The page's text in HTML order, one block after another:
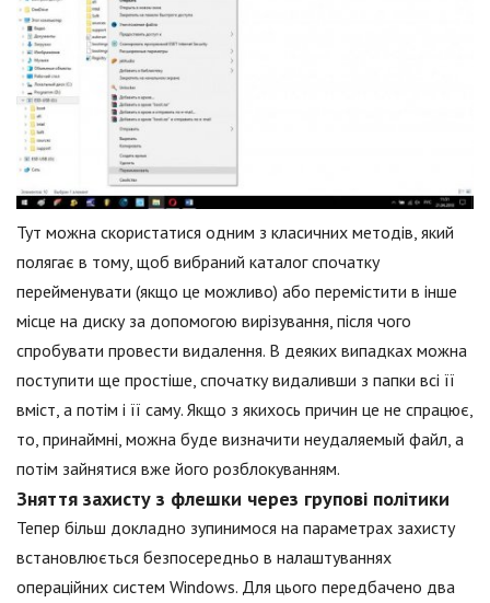
Тут можна скористатися одним з класичних методів, який
полягає в тому, щоб вибраний каталог спочатку
перейменувати (якщо це можливо) або перемістити в інше
місце на диску за допомогою вирізування, після чого
спробувати провести видалення. В деяких випадках можна
поступити ще простіше, спочатку видаливши з папки всі її
вміст, а потім і її саму. Якщо з якихось причин це не спрацює,
то, принаймні, можна буде визначити неудаляемый файл, а
потім зайнятися вже його розблокуванням.
Зняття захисту з флешки через групові політики
Тепер більш докладно зупинимося на параметрах захисту
встановлюється безпосередньо в налаштуваннях
операційних систем Windows. Для цього передбачено два